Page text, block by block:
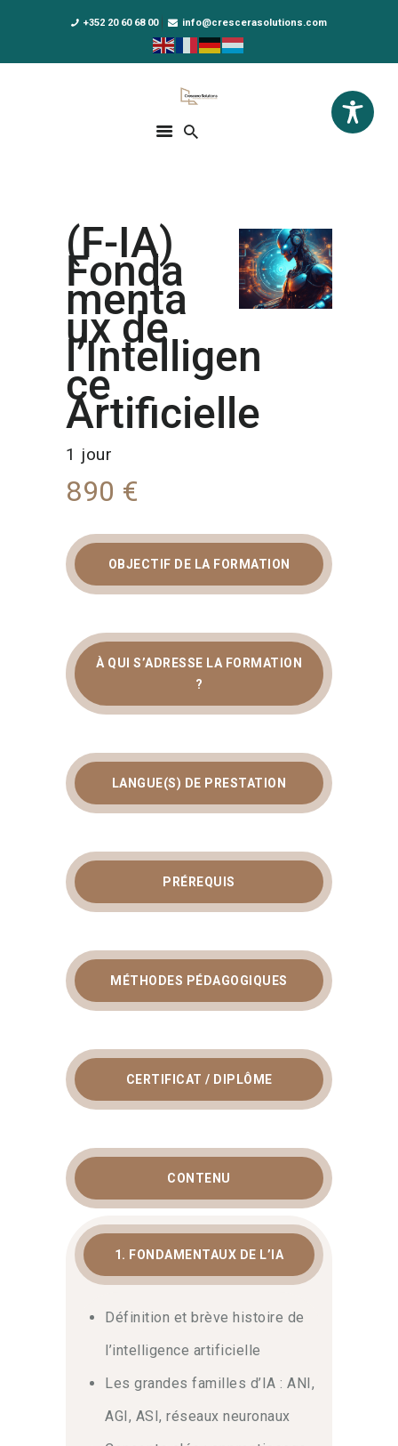
+352 20 60 68 00 info@crescerasolutions.com
Crescera Solutions
Solutions for your evolution
DPO AS A SERVICE
NOUS CONNAÎTRE
ACTUALITÉS
(F-IA)
Fonda
menta
ux de
l’Intelligen
ce
Artificielle
1 jour
890 €
OBJECTIF DE LA FORMATION
À QUI S’ADRESSE LA FORMATION
?
LANGUE(S) DE PRESTATION
PRÉREQUIS
MÉTHODES PÉDAGOGIQUES
CERTIFICAT / DIPLÔME
CONTENU
1. FONDAMENTAUX DE L’IA
Définition et brève histoire de
l’intelligence artificielle
Les grandes familles d’IA : ANI,
AGI, ASI, réseaux neuronaux